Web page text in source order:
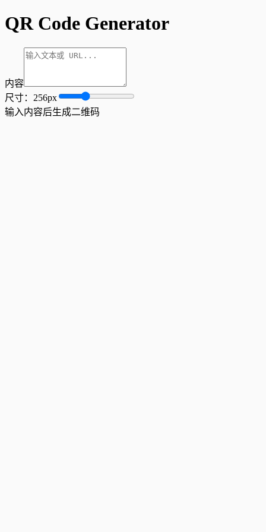
QR Code Generator
内容
尺寸： 256px
输入内容后生成二维码